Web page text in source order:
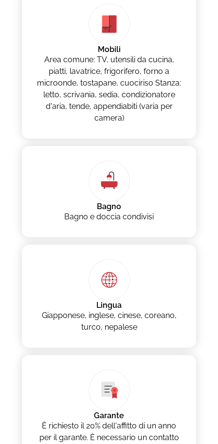
Mobili
Area comune: TV, utensili da cucina,
piatti, lavatrice, frigorifero, forno a
microonde, tostapane, cuociriso Stanza:
letto, scrivania, sedia, condizionatore
d'aria, tende, appendiabiti (varia per
camera)
Bagno
Bagno e doccia condivisi
Lingua
Giapponese, inglese, cinese, coreano,
turco, nepalese
Garante
È richiesto il 20% dell'affitto di un anno
per il garante. È necessario un contatto